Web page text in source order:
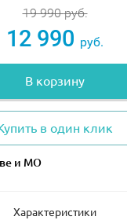
19 990руб.
12 990 руб.
В корзину
в один клик
Характеристики